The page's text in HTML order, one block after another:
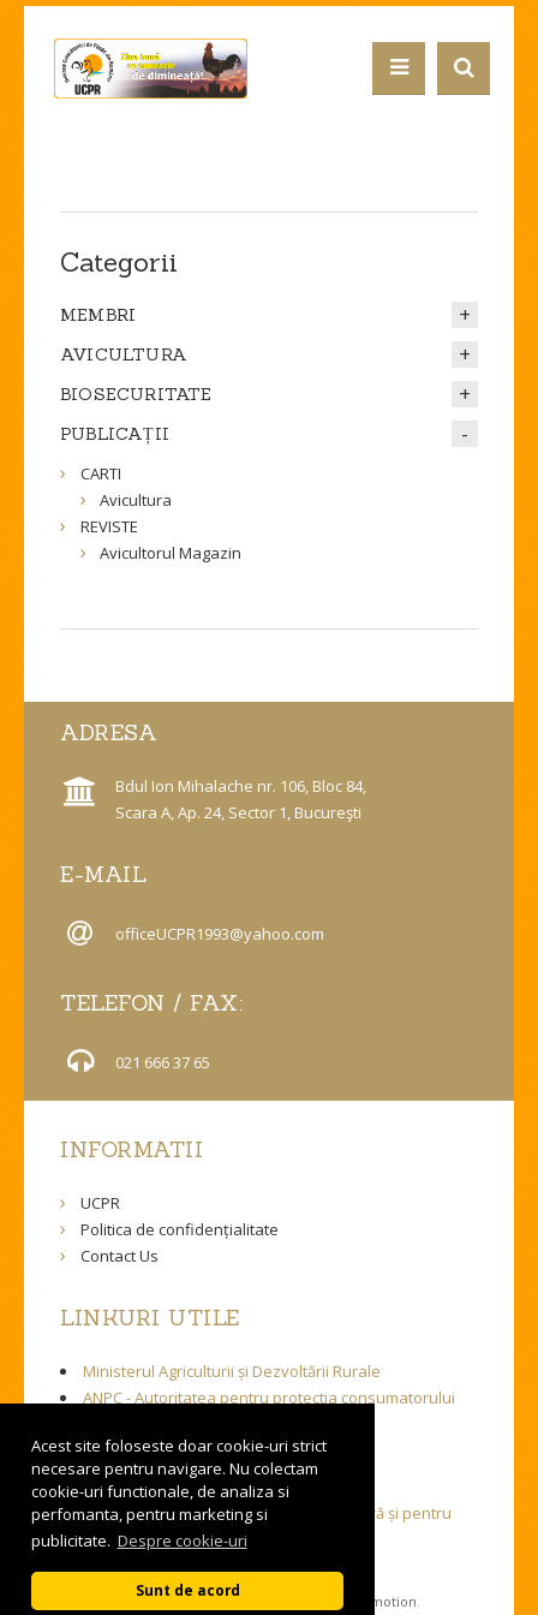
Acest site foloseste doar cookie-uri strict
necesare pentru navigare. Nu colectam
cookie-uri functionale, de analiza si
perfomanta, pentru marketing si
publicitate. Despre cookie-uri
Sunt de acord
Categorii
MEMBRI
AVICULTURA
BIOSECURITATE
PUBLICAȚII
CARTI
Avicultura
REVISTE
Avicultorul Magazin
ADRESA
Bdul Ion Mihalache nr. 106, Bloc 84,
Scara A, Ap. 24, Sector 1, Bucureşti
E-MAIL
officeUCPR1993@yahoo.com
TELEFON / FAX:
021 666 37 65
INFORMATII
UCPR
Politica de confidențialitate
Contact Us
LINKURI UTILE
Ministerul Agriculturii și Dezvoltării Rurale
ANPC - Autoritatea pentru protectia consumatorului
LINKURI UTILE
Autoritatea Națională Sanitară Veterinară și pentru
Siguranța Alimentelor
© Copyright 2016-2020 UCPR / Total Promotion.